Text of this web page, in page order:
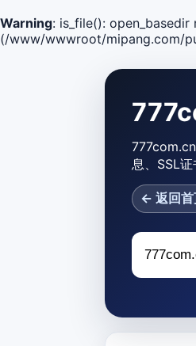
Warning: is_file():
(/www/wwwroot/mipang.com/
息、SSL
← 返回首